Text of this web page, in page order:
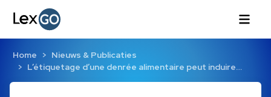
Home
Nieuws & Publicaties
L’étiquetage d’une denrée alimentaire peut induire…